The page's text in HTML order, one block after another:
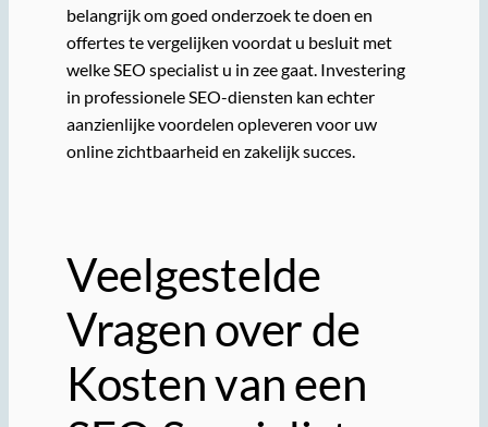
belangrijk om goed onderzoek te doen en
offertes te vergelijken voordat u besluit met
welke SEO specialist u in zee gaat. Investering
in professionele SEO-diensten kan echter
aanzienlijke voordelen opleveren voor uw
online zichtbaarheid en zakelijk succes.
Veelgestelde
Vragen over de
Kosten van een